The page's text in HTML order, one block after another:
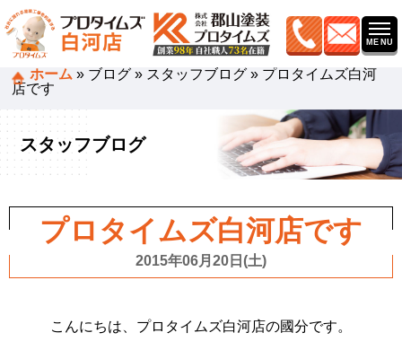
ホーム » ブログ » スタッフブログ » プロタイムズ白河
店です
スタッフブログ
プロタイムズ白河店です
2015年06月20日(土)
こんにちは、プロタイムズ白河店の國分です。